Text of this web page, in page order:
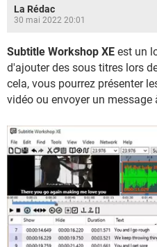
La Rédac
30 mai 2022 20:01
Subtitle Workshop XE est un
d'ajouter des sous titres lors
cela, vous pourrez présenter
vidéo ou envoyer un message